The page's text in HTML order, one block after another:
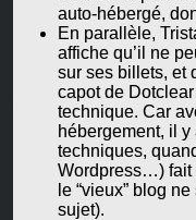
auto-hébergé,
En parallèle,
affiche qu’il ne
sur ses billets, et
capot de
technique. Car
hébergement, il
techniques,
Wordpress…) fait
le “vieux” blog
sujet).